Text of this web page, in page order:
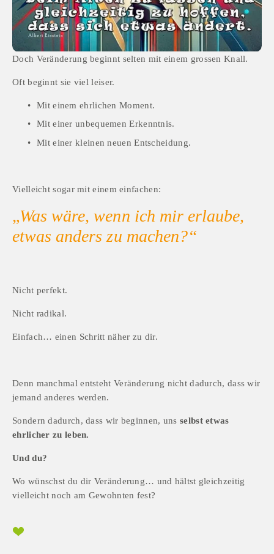
Doch Veränderung beginnt selten mit einem grossen Knall.
Oft beginnt sie viel leiser.
Mit einem ehrlichen Moment.
Mit einer unbequemen Erkenntnis.
Mit einer kleinen neuen Entscheidung.
Vielleicht sogar mit einem einfachen:
„Was wäre, wenn ich mir erlaube,
etwas anders zu machen?“
Nicht perfekt.
Nicht radikal.
Einfach… einen Schritt näher zu dir.
Denn manchmal entsteht Veränderung nicht dadurch, dass wir
jemand anderes werden.
Sondern dadurch, dass wir beginnen, uns selbst etwas
ehrlicher zu leben.
Und du?
Wo wünschst du dir Veränderung… und hältst gleichzeitig
vielleicht noch am Gewohnten fest?